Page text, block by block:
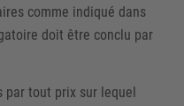
comme indiqué dans
doit être conclu par
par tout prix sur lequel